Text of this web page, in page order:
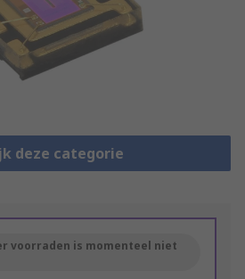
deze categorie
voorraden is momenteel niet